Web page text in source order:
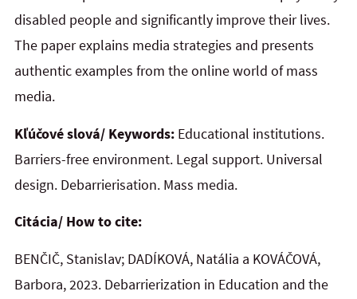
disabled people and significantly improve their lives.
The paper explains media strategies and presents
authentic examples from the online world of mass
media.
Kľúčové slová/ Keywords: Educational institutions.
Barriers-free environment. Legal support. Universal
design. Debarrierisation. Mass media.
Citácia/ How to cite:
BENČIČ, Stanislav; DADÍKOVÁ, Natália a KOVÁČOVÁ,
Barbora, 2023. Debarrierization in Education and the